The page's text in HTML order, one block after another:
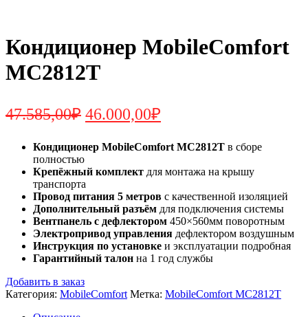
Кондиционер MobileComfort
MC2812T
47.585,00₽ Первоначальная
составляла
47.585,00₽.
46.000,00₽
46.000,00₽.
Кондиционер MobileComfort MC2812T в сборе
полностью
Крепёжный комплект для монтажа на крышу
транспорта
Провод питания 5 метров с качественной изоляцией
Дополнительный разъём для подключения системы
Вентпанель с дефлектором 450×560мм поворотным
Электропривод управления дефлектором воздушным
Инструкция по установке и эксплуатации подробная
Гарантийный талон на 1 год службы
Добавить в заказ
Категория: MobileComfort Метка: MobileComfort MC2812T